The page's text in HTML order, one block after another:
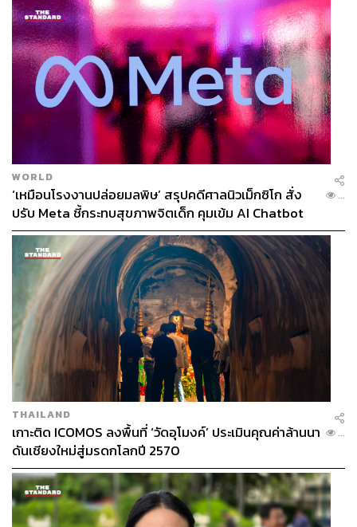
ABOUT THE AUTHOR
THE STANDARD TEAM
กองบรรณาธิการ THE STANDARD
ABOUT THE PHOTOGRAPHER
ฐานิส สุดโต
บรรณาธิการภาพ ประจำสำนักข่าว THE
STANDARD
WORLD
‘เหมือนโรงงานปล่อยมลพิษ’ สรุปคดีศาลนิวเม็กซิโก สั่ง
ปรับ Meta ชี้กระทบสุขภาพจิตเด็ก คุมเข้ม AI Chatbot
...
THAILAND
เกาะติด ICOMOS ลงพื้นที่ ‘วัดอุโมงค์’ ประเมินคุณค่าล้านนา
ดันเชียงใหม่สู่มรดกโลกปี 2570
...